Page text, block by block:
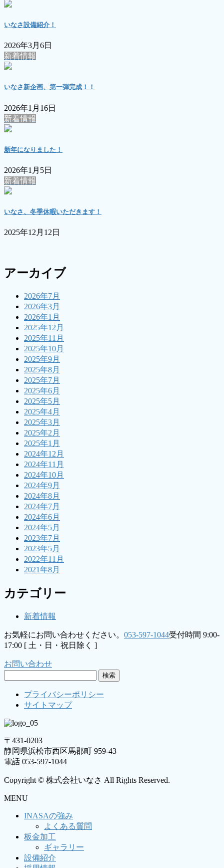
いなさ設備紹介！
2026年3月6日
新着情報
いなさ新企画、第一弾完成！！
2026年1月16日
新着情報
新年になりました！
2026年1月5日
新着情報
いなさ、冬季休暇いただきます！
2025年12月12日
アーカイブ
2026年7月
2026年3月
2026年1月
2025年12月
2025年11月
2025年10月
2025年9月
2025年8月
2025年7月
2025年6月
2025年5月
2025年4月
2025年3月
2025年2月
2025年1月
2024年12月
2024年11月
2024年10月
2024年9月
2024年8月
2024年7月
2024年6月
2024年5月
2023年7月
2023年5月
2022年11月
2021年8月
カテゴリー
新着情報
お気軽にお問い合わせください。 053-597-1044受付時間 9:00-
17:00 [ 土・日・祝日除く ]
お問い合わせ
プライバシーポリシー
サイトマップ
〒431-0203
静岡県浜松市西区馬郡町 959-43
電話 053-597-1044
Copyright © 株式会社いなさ All Rights Reserved.
MENU
INASAの強み
よくある質問
板金加工
ギャラリー
設備紹介